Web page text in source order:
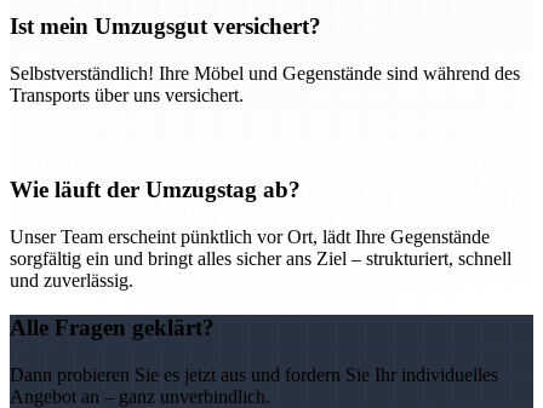
Ist mein Umzugsgut versichert?
Selbstverständlich! Ihre Möbel und Gegenstände sind während des
Transports über uns versichert.
Wie läuft der Umzugstag ab?
Unser Team erscheint pünktlich vor Ort, lädt Ihre Gegenstände
sorgfältig ein und bringt alles sicher ans Ziel – strukturiert, schnell
und zuverlässig.
Alle Fragen geklärt?
Dann probieren Sie es jetzt aus und fordern Sie Ihr individuelles
Angebot an – ganz unverbindlich.